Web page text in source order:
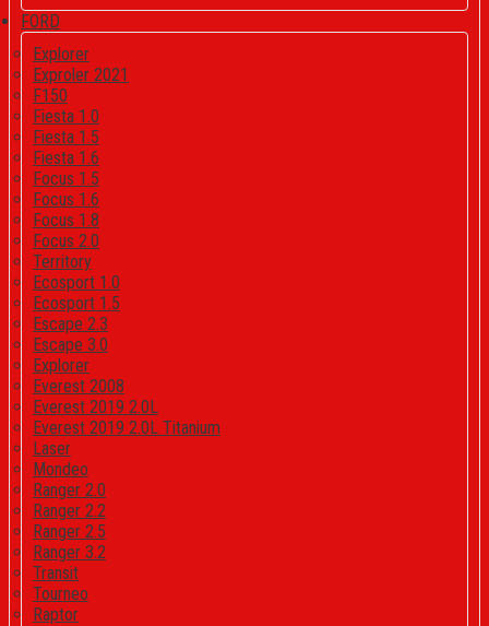
FORD
Explorer
Exproler 2021
F150
Fiesta 1.0
Fiesta 1.5
Fiesta 1.6
Focus 1.5
Focus 1.6
Focus 1.8
Focus 2.0
Territory
Ecosport 1.0
Ecosport 1.5
Escape 2.3
Escape 3.0
Explorer
Everest 2008
Everest 2019 2.0L
Everest 2019 2.0L Titanium
Laser
Mondeo
Ranger 2.0
Ranger 2.2
Ranger 2.5
Ranger 3.2
Transit
Tourneo
Raptor